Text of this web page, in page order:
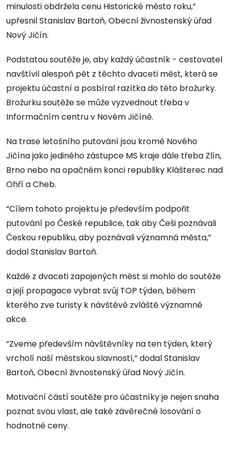
minulosti obdržela cenu Historické město roku,”
upřesnil Stanislav Bartoň, Obecní živnostenský úřad
Nový Jičín.
Podstatou soutěže je, aby každý účastník - cestovatel
navštívil alespoň pět z těchto dvaceti měst, která se
projektu účastní a posbíral razítka do této brožurky.
Brožurku soutěže se může vyzvednout třeba v
Informačním centru v Novém Jičíně.
Na trase letošního putování jsou kromě Nového
Jičína jako jediného zástupce MS kraje dále třeba Zlín,
Brno nebo na opačném konci republiky Klášterec nad
Ohří a Cheb.
“Cílem tohoto projektu je především podpořit
putování po České republice, tak aby Češi poznávali
Českou republiku, aby poznávali významná města,”
dodal Stanislav Bartoň.
Každé z dvaceti zapojených měst si mohlo do soutěže
a její propagace vybrat svůj TOP týden, během
kterého zve turisty k návštěvě zvláště významné
akce.
“Zveme především návštěvníky na ten týden, který
vrcholí naší městskou slavností,” dodal Stanislav
Bartoň, Obecní živnostenský úřad Nový Jičín.
Motivační částí soutěže pro účastníky je nejen snaha
poznat svou vlast, ale také závěrečné losování o
hodnotné ceny.